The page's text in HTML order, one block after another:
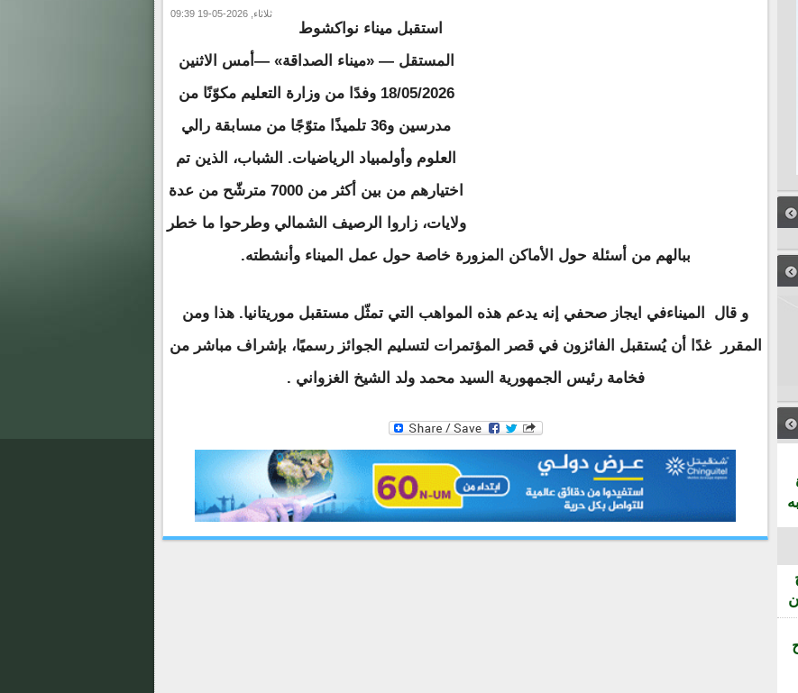
ثلاثاء, 2026-05-19 09:39
استقبل ميناء نواكشوط
المستقل — «ميناء الصداقة» —أمس الاثنين
18/05/2026 وفدًا من وزارة التعليم مكوّنًا من
مدرسين و36 تلميذًا متوّجًا من مسابقة رالي
العلوم وأولمبياد الرياضيات. الشباب، الذين تم
اختيارهم من بين أكثر من 7000 مترشّح من عدة
ولايات، زاروا الرصيف الشمالي وطرحوا ما خطر
ببالهم من أسئلة حول الأماكن المزورة خاصة حول عمل الميناء وأنشطته.
و قال الميناءفي ايجاز صحفي إنه يدعم هذه المواهب التي تمثّل مستقبل موريتانيا. هذا ومن
المقرر غدًا أن يُستقبل الفائزون في قصر المؤتمرات لتسليم الجوائز رسميًا، بإشراف مباشر من
فخامة رئيس الجمهورية السيد محمد ولد الشيخ الغزواني .